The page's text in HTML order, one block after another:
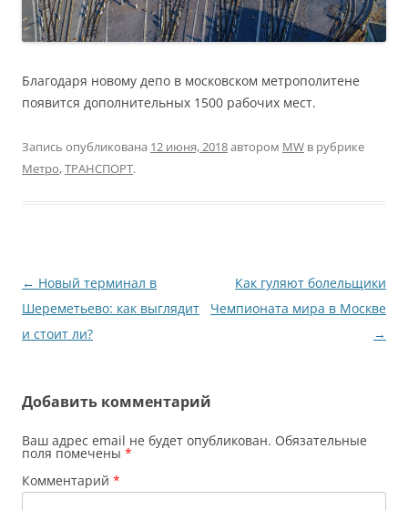
Благодаря новому депо в московском метрополитене
появится дополнительных 1500 рабочих мест.
Запись опубликована 12 июня, 2018автором MW в рубрике
Метро,ТРАНСПОРТ.
Навигация
по
записям
← Новый терминал в
Шереметьево: как выглядит
и стоит ли?
Как гуляют болельщики
Чемпионата мира в Москве
→
Добавить комментарий
Ваш адрес email не будет опубликован. Обязательные
поля помечены *
Комментарий *